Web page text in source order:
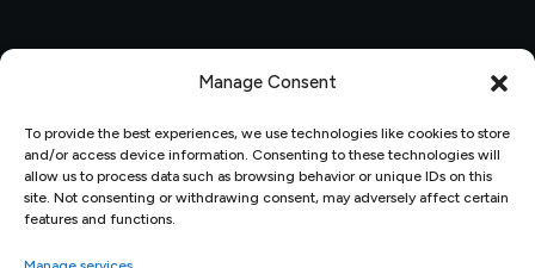
Manage Consent
To provide the best experiences, we use technologies like cookies to store
and/or access device information. Consenting to these technologies will
allow us to process data such as browsing behavior or unique IDs on this
site. Not consenting or withdrawing consent, may adversely affect certain
features and functions.
Policy